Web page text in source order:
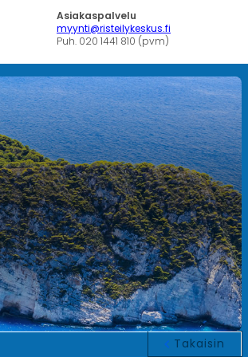
Asiakaspalvelu
myynti@risteilykeskus.fi
Puh. 020 1441 810 (pvm)
Takaisin